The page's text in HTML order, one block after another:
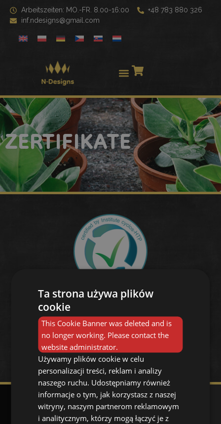
Arbeitszeiten: MO.-FR. 8.00-16:00
+48 783 880 326
inf.ndesigns@gmail.com
ZERTIFIKATE
Ta strona używa plików
cookie
This Cookie Banner was deleted and is
no longer working. Please contact the
website administrator.
Używamy plików cookie w celu
personalizacji treści, reklam i analizy
naszego ruchu. Udostępniamy również
informacje o tym, jak korzystasz z naszej
witryny, naszym partnerom reklamowym
i analitycznym, którzy mogą łączyć je z